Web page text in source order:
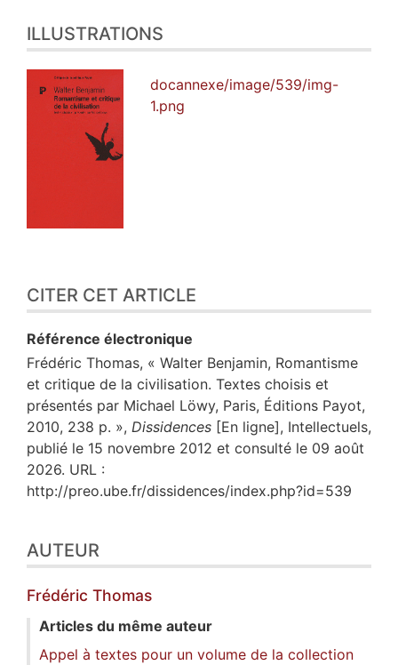
ILLUSTRATIONS
docannexe/image/539/img-
1.png
CITER CET ARTICLE
Référence électronique
Frédéric Thomas, « Walter Benjamin, Romantisme
et critique de la civilisation. Textes choisis et
présentés par Michael Löwy, Paris, Éditions Payot,
2010, 238 p. », Dissidences [En ligne], Intellectuels,
publié le 15 novembre 2012 et consulté le 09 août
2026. URL :
http://preo.ube.fr/dissidences/index.php?id=539
AUTEUR
Frédéric Thomas
Articles du même auteur
Appel à textes pour un volume de la collection